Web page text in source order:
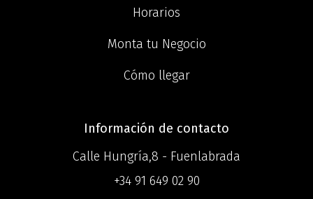
Horarios
Monta tu Negocio
Cómo llegar
Información de contacto
Calle Hungría,8 - Fuenlabrada
+34 91 649 02 90